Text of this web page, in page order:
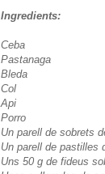
Ingredients:
Ceba
Pastanaga
Bleda
Col
Api
Porro
Un parell de sobrets
Un parell de pastilles
Uns 50 g de fideus